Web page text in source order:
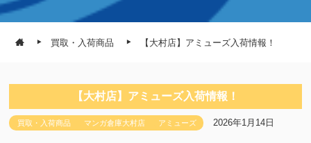
買取・入荷商品 【大村店】アミューズ入荷情報！
【大村店】アミューズ入荷情報！
買取・入荷商品 マンガ倉庫大村店 アミューズ 2026年1月14日